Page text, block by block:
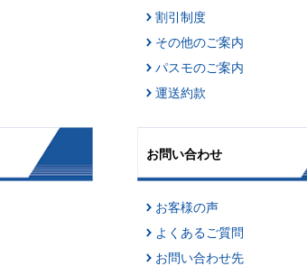
割引制度
その他のご案内
パスモのご案内
運送約款
お問い合わせ
お客様の声
よくあるご質問
お問い合わせ先